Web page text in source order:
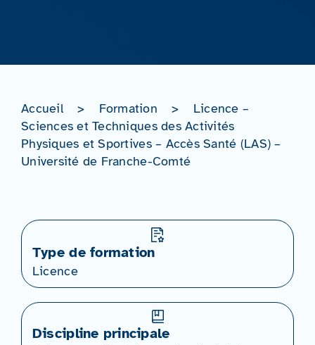
Accueil > Formation >
Licence –
Sciences et Techniques des Activités
Physiques et Sportives – Accès Santé (LAS) –
Université de Franche-Comté
Type de formation
Licence
Discipline principale